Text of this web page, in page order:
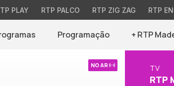
PLAY RTP PALCO RTP ZIG ZAG RTP
Programação + RTP
NO AR TV
RTP